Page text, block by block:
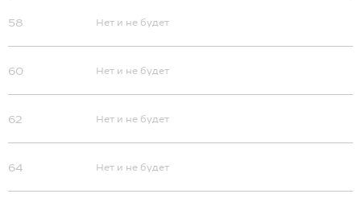
58 Нет и не будет
60 Нет и не будет
62 Нет и не будет
64 Нет и не будет